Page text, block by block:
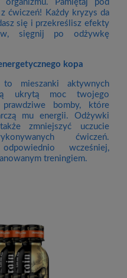
organizmu. Pamiętaj pod
ćwiczeń! Każdy kryzys da
się i przekreślisz efekty
sięgnij po odżywkę
kopa
to mieszanki aktywnych
ukrytą moc twojego
bomby, które
mu energii. Odżywki
zmniejszyć uczucie
ćwiczeń.
wcześniej,
treningiem.